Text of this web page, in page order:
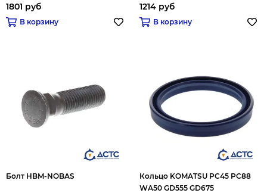
1801 руб
В корзину
1214 руб
В корзину
Болт HBM-NOBAS
Кольцо KOMATSU PC45 PC88
WA50 GD555 GD675